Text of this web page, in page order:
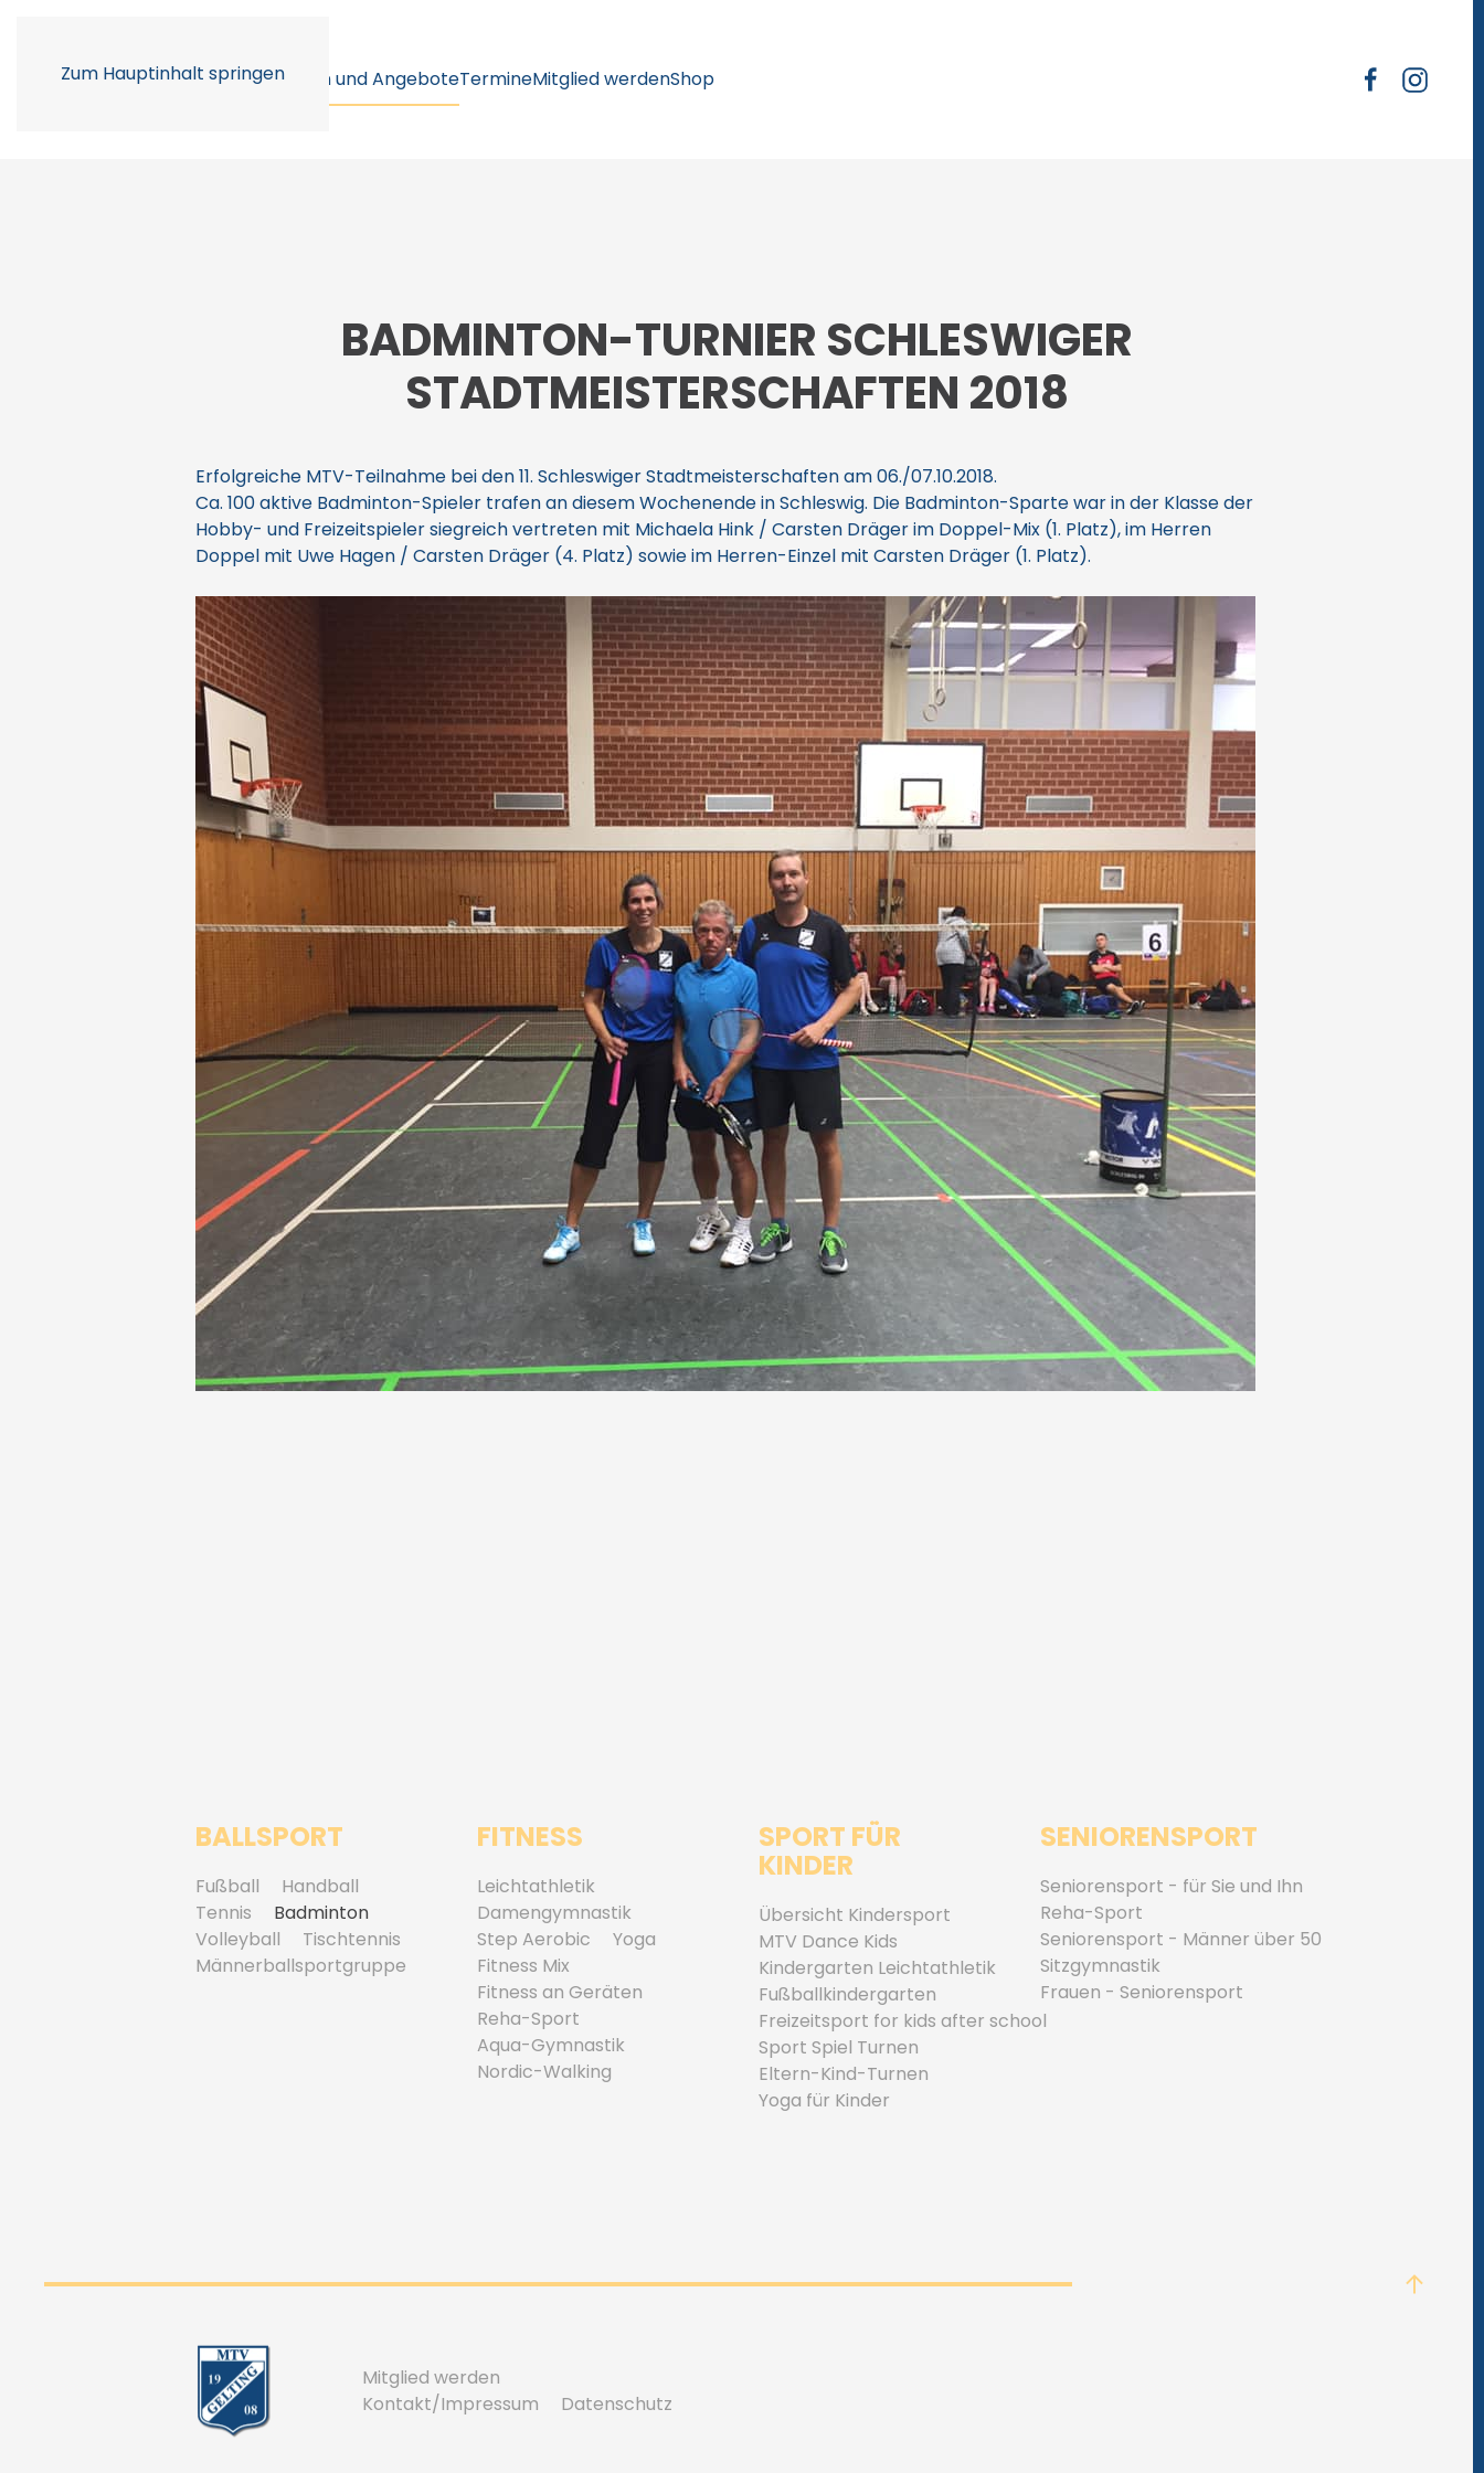
Zum Hauptinhalt springen
Unser VereinAbteilungen und AngeboteTermineMitglied werdenShop
BADMINTON-TURNIER SCHLESWIGER
STADTMEISTERSCHAFTEN 2018
Erfolgreiche MTV-Teilnahme bei den 11. Schleswiger Stadtmeisterschaften am 06./07.10.2018.
Ca. 100 aktive Badminton-Spieler trafen an diesem Wochenende in Schleswig. Die Badminton-Sparte war in der Klasse der
Hobby- und Freizeitspieler siegreich vertreten mit Michaela Hink / Carsten Dräger im Doppel-Mix (1. Platz), im Herren
Doppel mit Uwe Hagen / Carsten Dräger (4. Platz) sowie im Herren-Einzel mit Carsten Dräger (1. Platz).
BALLSPORT
Fußball
Handball
Tennis
Badminton
Volleyball
Tischtennis
Männerballsportgruppe
FITNESS
Leichtathletik
Damengymnastik
Step Aerobic
Yoga
Fitness Mix
Fitness an Geräten
Reha-Sport
Aqua-Gymnastik
Nordic-Walking
SPORT FÜR
KINDER
Übersicht Kindersport
MTV Dance Kids
Kindergarten Leichtathletik
Fußballkindergarten
Freizeitsport for kids after school
Sport Spiel Turnen
Eltern-Kind-Turnen
Yoga für Kinder
SENIORENSPORT
Seniorensport - für Sie und Ihn
Reha-Sport
Seniorensport - Männer über 50
Sitzgymnastik
Frauen - Seniorensport
Mitglied werden
Kontakt/Impressum
Datenschutz